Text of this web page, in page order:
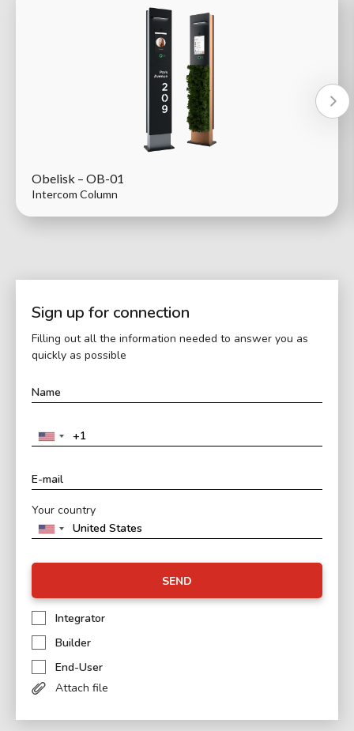
Obelisk – OB-01
Intercom Column
Sign up for connection
Filling out all the information needed to answer you as
quickly as possible
Your country
SEND
Integrator
Builder
End-User
Attach file